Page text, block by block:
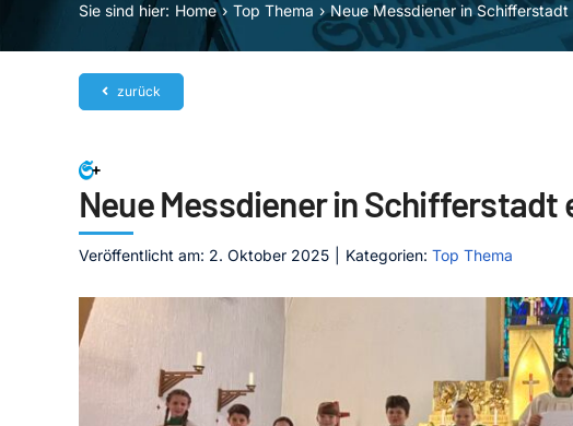
Sie sind hier: Home Top Thema Neue Messdiener in
zurück
Neue Messdiener in Schifferstadt
Veröffentlicht am: 2. Oktober 2025 Kategorien: Top Thema